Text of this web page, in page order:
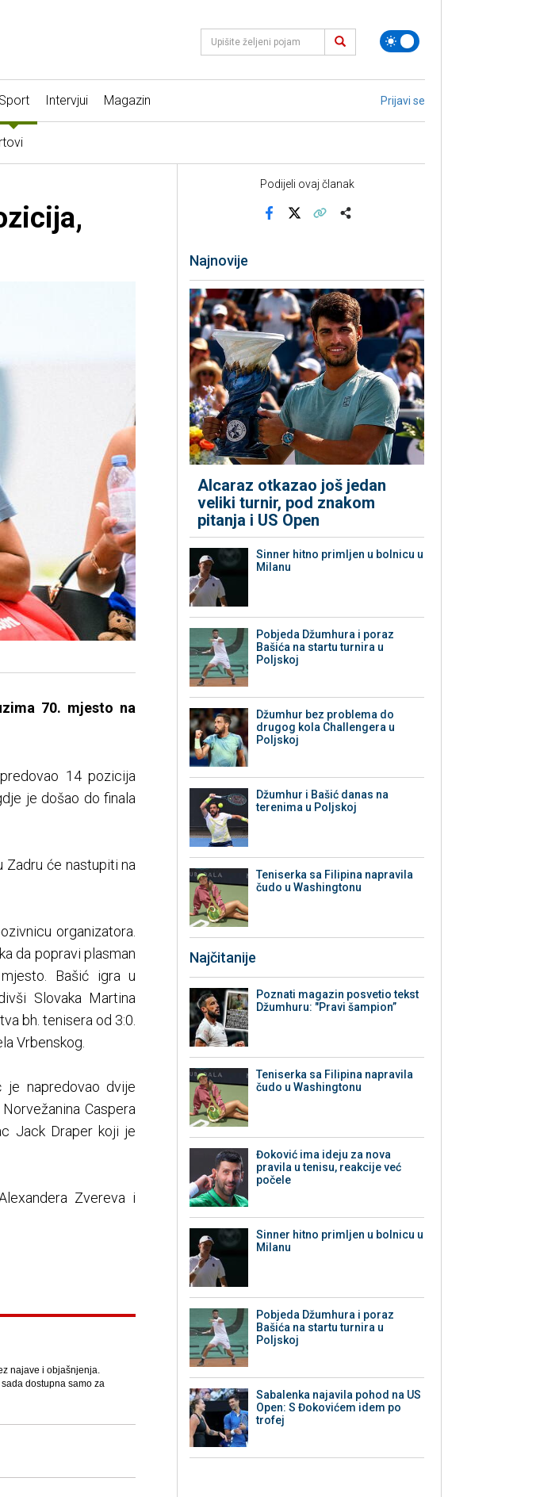
Sport Intervjui Magazin Prijavi se
70. mjesto na
14 pozicija
je došao do finala
Zadru će nastupiti na
organizatora.
da popravi plasman
Bašić igra u
Slovaka Martina
bh. tenisera od 3:0.
Vrbenskog.
napredovao dvije
Caspera
Jack Draper koji je
Zvereva i
najave i objašnjenja.
dostupna samo za
Podijeli ovaj članak
Najnovije
Alcaraz otkazao još jedan
veliki turnir, pod znakom
pitanja i US Open
Sinner hitno primljen u bolnicu u
Milanu
Pobjeda Džumhura i poraz
Bašića na startu turnira u
Poljskoj
Džumhur bez problema do
drugog kola Challengera u
Poljskoj
Džumhur i Bašić danas na
terenima u Poljskoj
Teniserka sa Filipina napravila
čudo u Washingtonu
Najčitanije
Poznati magazin posvetio tekst
Džumhuru: "Pravi šampion”
Teniserka sa Filipina napravila
čudo u Washingtonu
Đoković ima ideju za nova
pravila u tenisu, reakcije već
počele
Sinner hitno primljen u bolnicu u
Milanu
Pobjeda Džumhura i poraz
Bašića na startu turnira u
Poljskoj
Sabalenka najavila pohod na US
Open: S Đokovićem idem po
trofej